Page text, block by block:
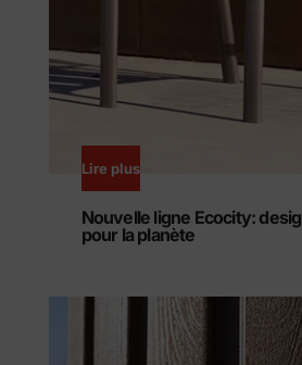
Lire plus
Nouvelle ligne Ecocity:
pour la planète